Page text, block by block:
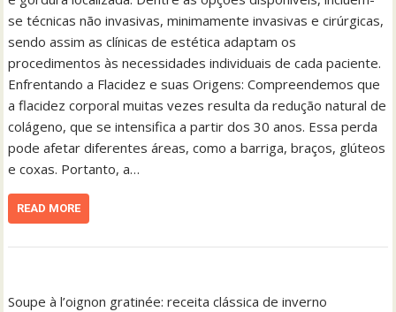
se técnicas não invasivas, minimamente invasivas e cirúrgicas,
sendo assim as clínicas de estética adaptam os
procedimentos às necessidades individuais de cada paciente.
Enfrentando a Flacidez e suas Origens: Compreendemos que
a flacidez corporal muitas vezes resulta da redução natural de
colágeno, que se intensifica a partir dos 30 anos. Essa perda
pode afetar diferentes áreas, como a barriga, braços, glúteos
e coxas. Portanto, a…
READ MORE
Soupe à l’oignon gratinée: receita clássica de inverno